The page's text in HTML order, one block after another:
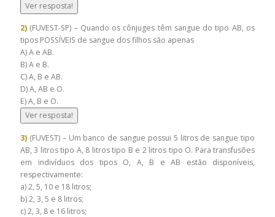
Ver resposta!
2) (FUVEST-SP) – Quando os cônjuges têm sangue do tipo AB, os
tipos POSSÍVEIS de sangue dos filhos são apenas
A) A e AB.
B) A e B.
C) A, B e AB.
D) A, AB e O.
E) A, B e O.
Ver resposta!
3) (FUVEST) – Um banco de sangue possui 5 litros de sangue tipo
AB, 3 litros tipo A, 8 litros tipo B e 2 litros tipo O. Para transfusões
em indivíduos dos tipos O, A, B e AB estão disponíveis,
respectivamente:
a) 2, 5, 10 e 18 litros;
b) 2, 3, 5 e 8 litros;
c) 2, 3, 8 e 16 litros;